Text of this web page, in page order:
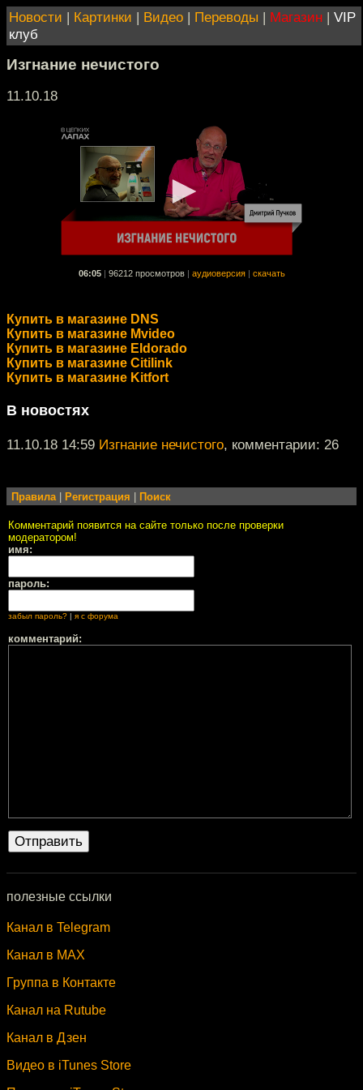
Новости | Картинки | Видео | Переводы | Магазин | VIP
клуб
Изгнание нечистого
11.10.18
06:05 96212 просмотров аудиоверсия скачать
Купить в магазине DNS
Купить в магазине Mvideo
Купить в магазине Eldorado
Купить в магазине Citilink
Купить в магазине Kitfort
В новостях
11.10.18 14:59 Изгнание нечистого, комментарии: 26
Правила| Регистрация Поиск
Комментарий появится на сайте только после проверки
модератором!
имя:
пароль:
забыл пароль? я с форума
комментарий:
полезные ссылки
Канал в Telegram
Канал в MAX
Группа в Контакте
Канал на Rutube
Канал в Дзен
Видео в iTunes Store